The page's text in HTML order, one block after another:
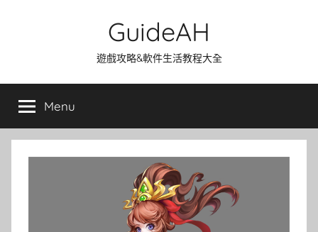
GuideAH
遊戲攻略&軟件生活教程大全
Menu